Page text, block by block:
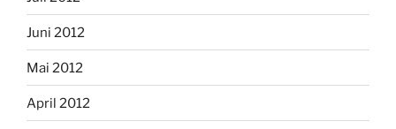
Juni 2012
Mai 2012
April 2012